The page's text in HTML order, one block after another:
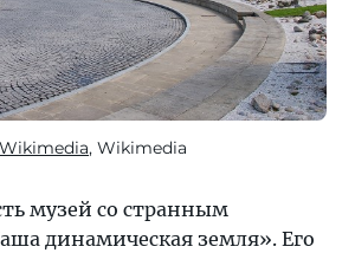
, Wikimedia
музей со странным
динамическая земля». Его